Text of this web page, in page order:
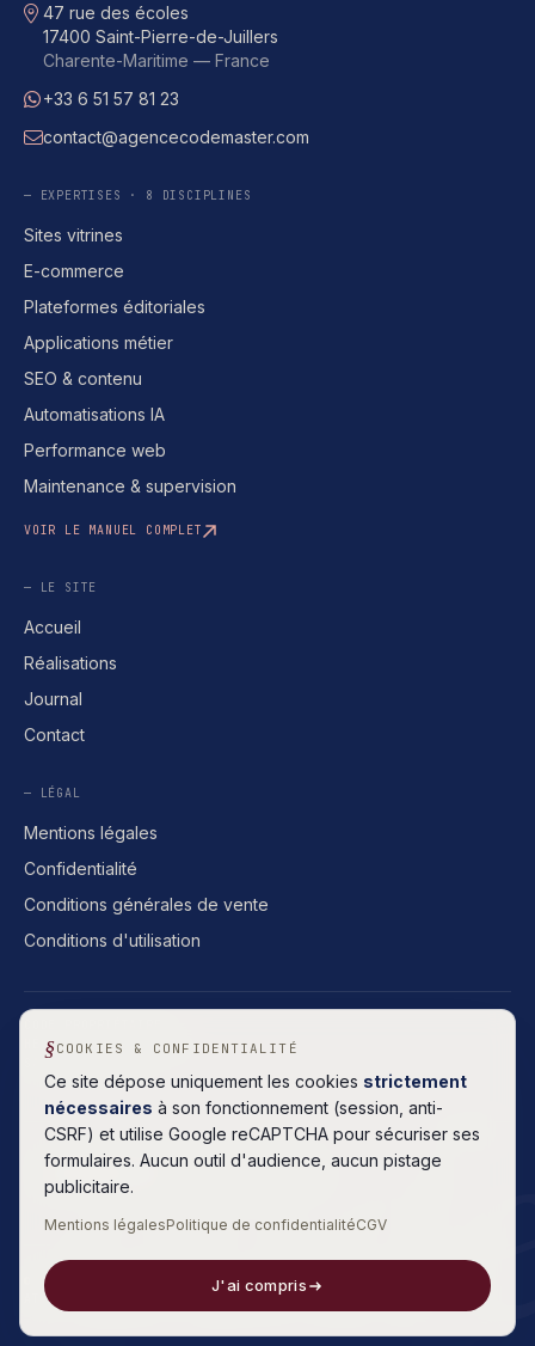
Adresse
47 rue des écoles
17400 Saint-Pierre-de-Juillers
Charente-Maritime — France
WhatsApp
+33 6 51 57 81 23
E-mailcontact@agencecodemaster.com
— EXPERTISES · 8 DISCIPLINES
Sites vitrines
E-commerce
Plateformes éditoriales
Applications métier
SEO & contenu
Automatisations IA
Performance web
Maintenance & supervision
VOIR LE MANUEL COMPLET
— LE SITE
Accueil
Réalisations
Journal
Contact
— LÉGAL
Mentions légales
Confidentialité
Conditions générales de vente
Conditions d'utilisation
HÉBERGEMENT FRANÇAIS
5.0 Lire
© 2026 AGENCE CODEMASTER · TOUS DROITS RÉSERVÉS
ATELIER INDÉPENDANT
CHARENTE-MARITIME
COOKIES & CONFIDENTIALITÉ
Ce site dépose uniquement les cookies strictement
nécessaires à son fonctionnement (session, anti-
CSRF) et utilise Google reCAPTCHA pour sécuriser ses
formulaires. Aucun outil d'audience, aucun pistage
publicitaire.
Mentions légalesPolitique de confidentialitéCGV
J'ai compris